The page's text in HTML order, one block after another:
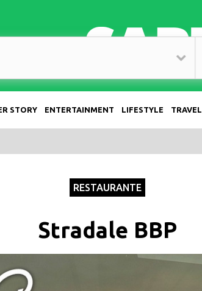
STORY ENTERTAINMENT LIFESTYLE TRAVEL
RESTAURANTE
Stradale BBP